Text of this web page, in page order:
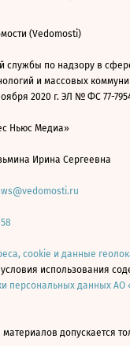
(Vedomosti)
службы по надзору в
и массовых
2020 г. ЭЛ № ФС 77-
Ньюс Медиа»
Ирина Сергеевна
cookie и данные
использования
персональных данных АО
допускается